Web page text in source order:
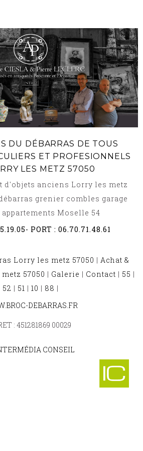
DU DÉBARRAS DE TOUS
ET PROFESIONNELS
LES METZ 57050
d'objets anciens Lorry les metz
grenier combles garage
Moselle 54
- PORT : 06.70.71.48.61
Lorry les metz 57050 | Achat &
57050 | Galerie | Contact | 55 |
52 | 51 | 10 | 88 |
VALLERANGE 57340
HEMILLY 57690-
BEUX 57580-
DEBARRAS.FR
: 451281869 00029
CONSEIL